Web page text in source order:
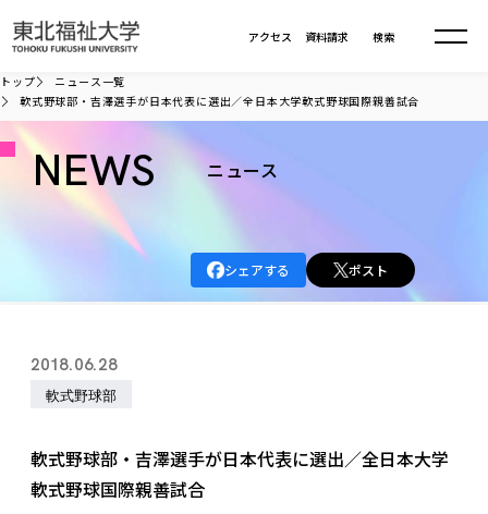
資料請求
アクセス 検索
大学について
建学の精神・教育の理念
学長室の窓
各種方針
大学の歩み
学則
校歌の歴史
大学の取り組み
大学の取り組み
社会連携・研究
カリキュラム編成ガイドライン
情報公開
寄附行為
学部・大学院
学部・大学院TOP
総合福祉学部
社会福祉学科
福祉行政学科
共生まちづくり学部
共生まちづくり学科
教育学部
健康科学部
入学試験
デジタルパンフ
就職状況
課外活動
課外活動 TOP
国際交流
トップ
ニュース一覧
軟式野球部・吉澤選手が日本代表に選出／全日本大学軟式野球国際親善試合
NEWS ニュース
シェアする ポスト
2018.06.28
軟式野球部
軟式野球部・吉澤選手が日本代表に選出／全日本大学
軟式野球国際親善試合